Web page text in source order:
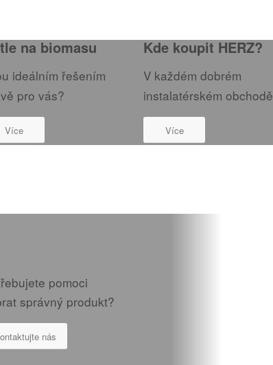
na biomasu
ideálním řešením
pro vás?
Více
Kde koupit HERZ?
V každém dobrém
instalatérském obchodě
Více
pomoci
správný produkt?
nás